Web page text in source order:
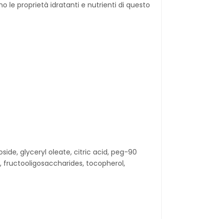
le proprietà idratanti e nutrienti di questo
glyceryl oleate, citric acid, peg-90
tocopherol,